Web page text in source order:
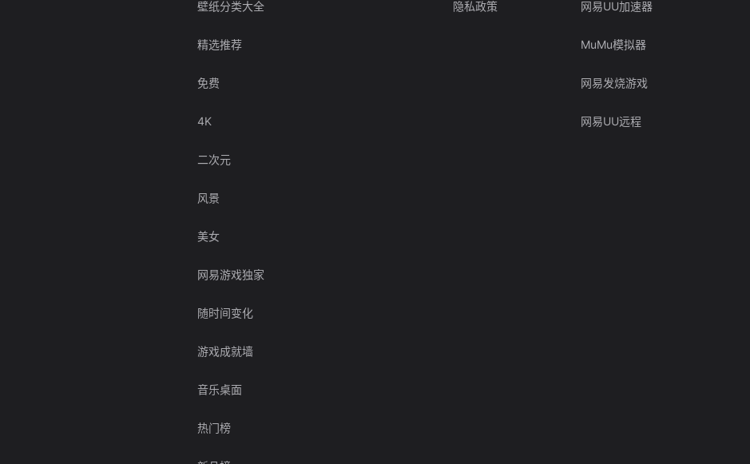
壁纸分类大全
精选推荐
免费
4K
二次元
风景
美女
网易游戏独家
随时间变化
游戏成就墙
音乐桌面
热门榜
隐私政策 网易UU加速器
MuMu模拟器
网易发烧游戏
网易UU远程